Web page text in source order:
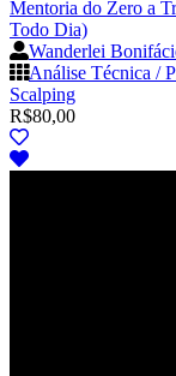
Mentoria do Zero a
Todo Dia)
Wanderlei
Análise Técnica /
Scalping
R$80,00